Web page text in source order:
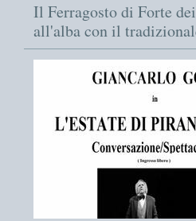
Il Ferragosto di Forte
all'alba con il